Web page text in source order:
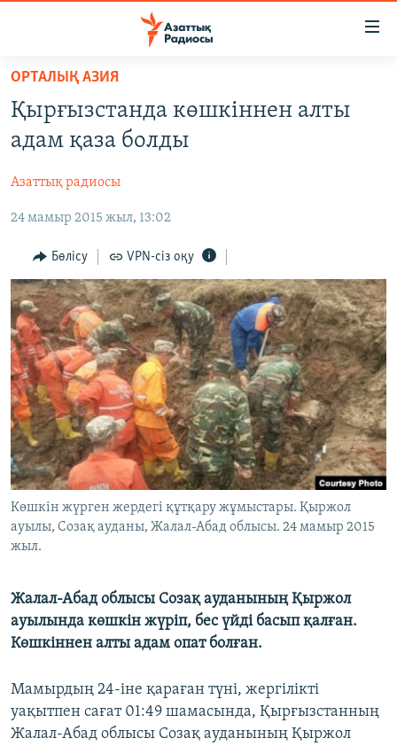
Skip
main
content
to
Navigation
Search
САЯСАТ
ҚАҢТАР ОҚИҒАСЫ
АДАМ ҚҰҚЫҚТАРЫ
ӘЛЕУМЕТ
ӘЛЕМ
АРНАЙЫ ЖОБАЛАР
Русский
ЖАЗЫЛЫҢЫЗ
Басқа тілдерде
ОРТАЛЫҚ АЗИЯ
Қырғызстанда көшкіннен алты
адам қаза болды
Азаттық радиосы
24 мамыр 2015 жыл, 13:02
Бөлісу VPN-сіз оқу
Көшкін жүрген жердегі құтқару жұмыстары. Қыржол
ауылы, Созақ ауданы, Жалал-Абад облысы. 24 мамыр 2015
жыл.
Жалал-Абад облысы Созақ ауданының Қыржол
ауылында көшкін жүріп, бес үйді басып қалған.
Көшкіннен алты адам опат болған.
Мамырдың 24-іне қараған түні, жергілікті
уақытпен сағат 01:49 шамасында, Қырғызстанның
Жалал-Абад облысы Созақ ауданының Қыржол